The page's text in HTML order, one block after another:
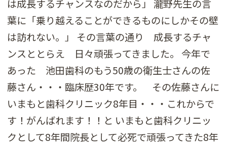
は成長するチャンスなのだから」 瀧野先生の言
葉に「乗り越えることができるものにしかその壁
は訪れない。」 その言葉の通り 成長するチャ
ンスととらえ 日々頑張ってきました。 今年で
あった 池田歯科のもう50歳の衛生士さんの佐
藤さん・・・臨床歴30年です。 その佐藤さんに
いまもと歯科クリニック8年目・・・これからで
す！がんばれます！！と いまもと歯科クリニッ
クとして8年間院長として必死で頑張ってきた8年